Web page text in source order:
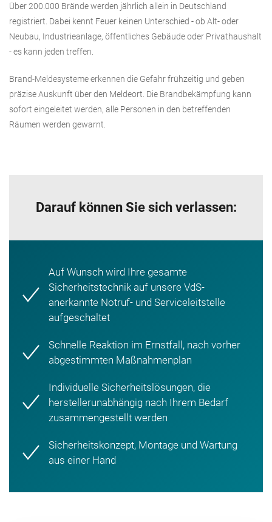
Über 200.000 Brände werden jährlich allein in Deutschland
registriert. Dabei kennt Feuer keinen Unterschied - ob Alt- oder
Neubau, Industrieanlage, öffentliches Gebäude oder Privathaushalt
- es kann jeden treffen.
Brand-Meldesysteme erkennen die Gefahr frühzeitig und geben
präzise Auskunft über den Meldeort. Die Brandbekämpfung kann
sofort eingeleitet werden, alle Personen in den betreffenden
Räumen werden gewarnt.
Darauf können Sie sich verlassen:
Auf Wunsch wird Ihre gesamte
Sicherheitstechnik auf unsere VdS-
anerkannte Notruf- und Serviceleitstelle
aufgeschaltet
Schnelle Reaktion im Ernstfall, nach vorher
abgestimmten Maßnahmenplan
Individuelle Sicherheitslösungen, die
herstellerunabhängig nach Ihrem Bedarf
zusammengestellt werden
Sicherheitskonzept, Montage und Wartung
aus einer Hand